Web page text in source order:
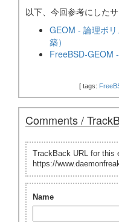
以下、今回参考にしたサ
GEOM - 論理ボ
築）
FreeBSD-GEOM
[ tags:
Comments /
TrackBack URL for this
https://
Name